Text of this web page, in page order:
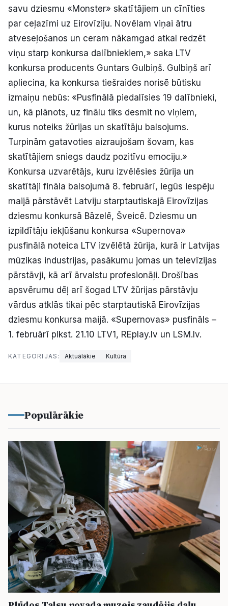
Ziņo redakcijai
Facebook Instagram YouTube
E-avīze Abonē
savu dziesmu «Monster» skatītājiem un cīnīties
par ceļazīmi uz Eirovīziju. Novēlam viņai ātru
atveseļošanos un ceram nākamgad atkal redzēt
viņu starp konkursa dalībniekiem,» saka LTV
konkursa producents Guntars Gulbiņš. Gulbiņš arī
apliecina, ka konkursa tiešraides norisē būtisku
izmaiņu nebūs: «Pusfinālā piedalīsies 19 dalībnieki,
un, kā plānots, uz finālu tiks desmit no viņiem,
kurus noteiks žūrijas un skatītāju balsojums.
Turpinām gatavoties aizraujošam šovam, kas
skatītājiem sniegs daudz pozitīvu emociju.»
Konkursa uzvarētājs, kuru izvēlēsies žūrija un
skatītāji fināla balsojumā 8. februārī, iegūs iespēju
maijā pārstāvēt Latviju starptautiskajā Eirovīzijas
dziesmu konkursā Bāzelē, Šveicē. Dziesmu un
izpildītāju iekļūšanu konkursa «Supernova»
pusfinālā noteica LTV izvēlētā žūrija, kurā ir Latvijas
mūzikas industrijas, pasākumu jomas un televīzijas
pārstāvji, kā arī ārvalstu profesionāļi. Drošības
apsvērumu dēļ arī šogad LTV žūrijas pārstāvju
vārdus atklās tikai pēc starptautiskā Eirovīzijas
dziesmu konkursa maijā. «Supernovas» pusfināls –
1. februārī plkst. 21.10 LTV1, REplay.lv un LSM.lv.
KATEGORIJAS: Aktuālākie Kultūra
Populārākie